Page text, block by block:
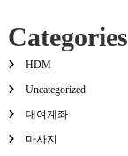
Categories
HDM
Uncategorized
대여계좌
마사지